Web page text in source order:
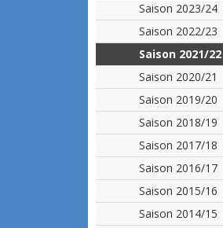
Saison 2023/24
Saison 2022/23
Saison 2021/22
Saison 2020/21
Saison 2019/20
Saison 2018/19
Saison 2017/18
Saison 2016/17
Saison 2015/16
Saison 2014/15